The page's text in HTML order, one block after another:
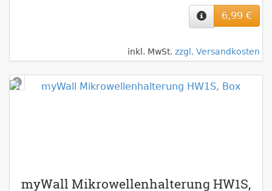
6,99 €
inkl. MwSt. zzgl. Versandkosten
myWall Mikrowellenhalterung HW1S,